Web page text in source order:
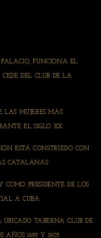
PALACIO, FUNCIONA EL
DEL CLUB DE LA
LAS MUJERES MÁS
EL SIGLO XX
ESTÁ CONSTRUIDO CON
CATALANAS
PRESIDENTE DE LOS
A CUBA
TABERNA CLUB DE
AÑOS 1895 Y 1905